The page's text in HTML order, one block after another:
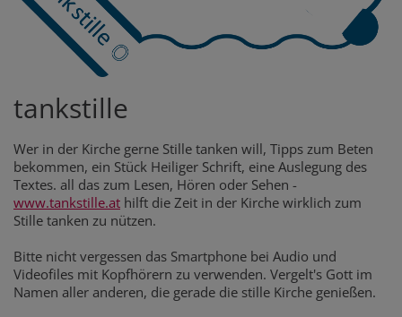
tankstille
Wer in der Kirche gerne Stille tanken will, Tipps zum Beten
bekommen, ein Stück Heiliger Schrift, eine Auslegung des
Textes. all das zum Lesen, Hören oder Sehen -
www.tankstille.at hilft die Zeit in der Kirche wirklich zum
Stille tanken zu nützen.
Bitte nicht vergessen das Smartphone bei Audio und
Videofiles mit Kopfhörern zu verwenden. Vergelt's Gott im
Namen aller anderen, die gerade die stille Kirche genießen.